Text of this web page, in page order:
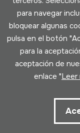
para navegar
bloquear algunas
pulsa en el botón
para la
aceptación de
enlace "Leer